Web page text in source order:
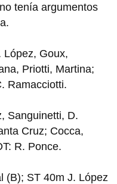
tenía argumentos
López, Goux,
Priotti, Martina;
Ramacciotti.
Sanguinetti, D.
Cruz; Cocca,
R. Ponce.
(B); ST 40m J. López